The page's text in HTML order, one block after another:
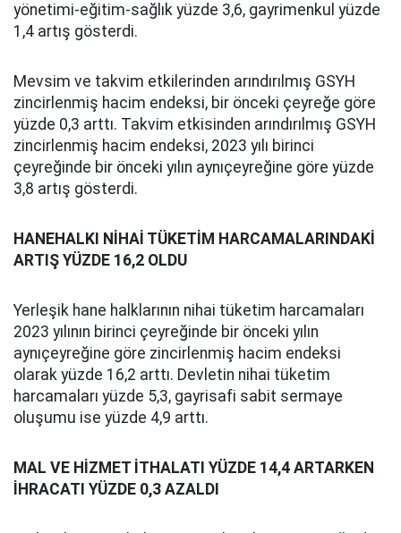
yönetimi-eğitim-sağlık yüzde 3,6, gayrimenkul yüzde
1,4 artış gösterdi.
Mevsim ve takvim etkilerinden arındırılmış GSYH
zincirlenmiş hacim endeksi, bir önceki çeyreğe göre
yüzde 0,3 arttı. Takvim etkisinden arındırılmış GSYH
zincirlenmiş hacim endeksi, 2023 yılı birinci
çeyreğinde bir önceki yılın aynıçeyreğine göre yüzde
3,8 artış gösterdi.
HANEHALKI NİHAİ TÜKETİM HARCAMALARINDAKİ
ARTIŞ YÜZDE 16,2 OLDU
Yerleşik hane halklarının nihai tüketim harcamaları
2023 yılının birinci çeyreğinde bir önceki yılın
aynıçeyreğine göre zincirlenmiş hacim endeksi
olarak yüzde 16,2 arttı. Devletin nihai tüketim
harcamaları yüzde 5,3, gayrisafi sabit sermaye
oluşumu ise yüzde 4,9 arttı.
MAL VE HİZMET İTHALATI YÜZDE 14,4 ARTARKEN
İHRACATI YÜZDE 0,3 AZALDI